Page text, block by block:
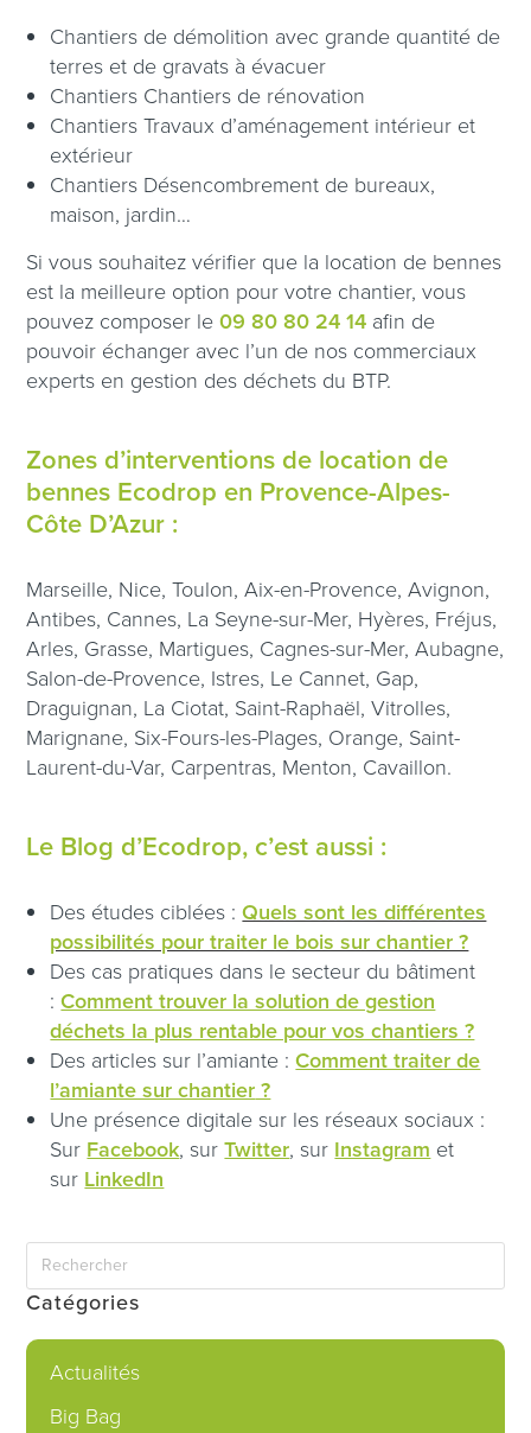
Chantiers de démolition avec grande quantité de
terres et de gravats à évacuer
Chantiers Chantiers de rénovation
Chantiers Travaux d’aménagement intérieur et
extérieur
Chantiers Désencombrement de bureaux,
maison, jardin…
Si vous souhaitez vérifier que la location de bennes
est la meilleure option pour votre chantier, vous
pouvez composer le09 80 80 24 14 afin de
pouvoir échanger avec l’un de nos commerciaux
experts en gestion des déchets du BTP.
Zones d’interventions de location de
bennes Ecodrop en Provence-Alpes-
Côte D’Azur :
Marseille, Nice, Toulon, Aix-en-Provence, Avignon,
Antibes, Cannes, La Seyne-sur-Mer, Hyères, Fréjus,
Arles, Grasse, Martigues, Cagnes-sur-Mer, Aubagne,
Salon-de-Provence, Istres, Le Cannet, Gap,
Draguignan, La Ciotat, Saint-Raphaël, Vitrolles,
Marignane, Six-Fours-les-Plages, Orange, Saint-
Laurent-du-Var, Carpentras, Menton, Cavaillon.
Le Blog d’Ecodrop, c’est aussi :
Des études ciblées :Quels sont les différentes
possibilités pour traiter le bois sur chantier ?
Des cas pratiques dans le secteur du bâtiment
:Comment trouver la solution de gestion
déchets la plus rentable pour vos chantiers ?
Des articles sur l’amiante :Comment traiter de
l’amiante sur chantier?
Une présence digitale sur les réseaux sociaux :
Sur Facebook, surTwitter, sur Instagram et
sur LinkedIn
Catégories
Actualités
Big Bag